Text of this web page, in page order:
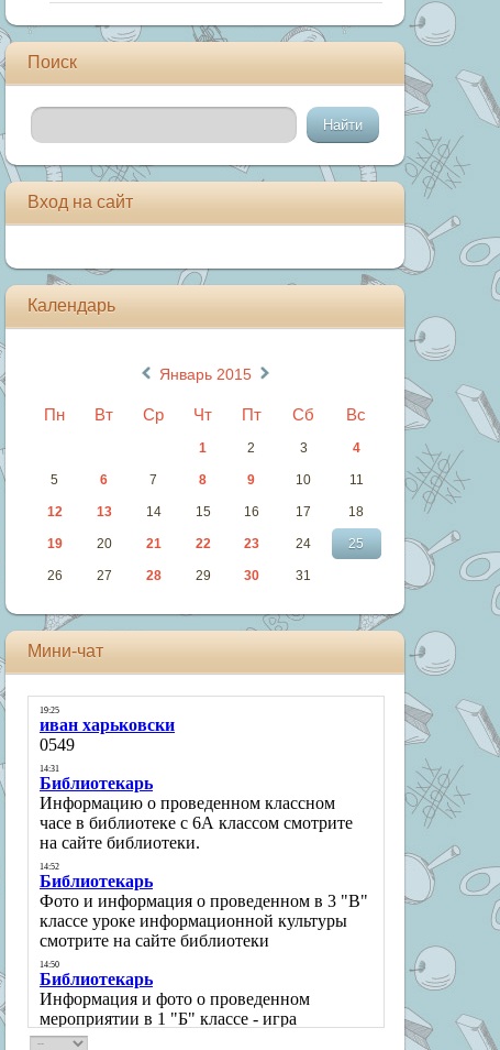
Поиск
Вход на сайт
Календарь
« Январь 2015 »
Пн Вт Ср Чт Пт Сб Вс
1 2 3 4
5 6 7 8 9 10 11
12 13 14 15 16 17 18
19 20 21 22 23 24 25
26 27 28 29 30 31
Мини-чат